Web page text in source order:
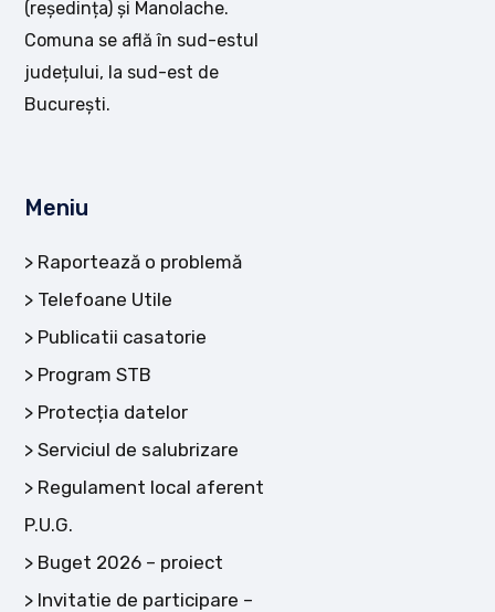
(reședința) și Manolache.
Comuna se află în sud-estul
județului, la sud-est de
București.
Meniu
Raportează o problemă
Telefoane Utile
Publicatii casatorie
Program STB
Protecția datelor
Serviciul de salubrizare
Regulament local aferent
P.U.G.
Buget 2026 – proiect
Invitatie de participare –